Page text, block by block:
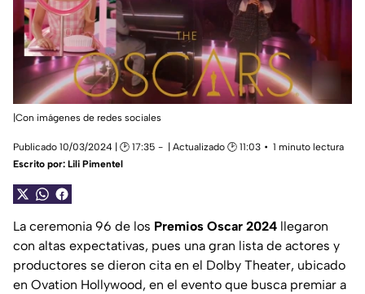
|Con imágenes de redes sociales
Publicado 10/03/2024 | 🕑 17:35 | Actualizado 🕑 11:03
1 minuto lectura
Escrito por: Lili Pimentel
La ceremonia 96 de los Premios Oscar 2024 llegaron
con altas expectativas, pues una gran lista de actores y
productores se dieron cita en el Dolby Theater, ubicado
en Ovation Hollywood, en el evento que busca premiar a